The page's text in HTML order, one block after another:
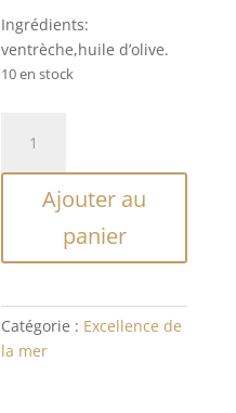
Ingrédients:
ventrèche,huile d’olive.
10 en stock
Ventreche
Ajouter au
panier
Catégorie : Excellence de
la mer